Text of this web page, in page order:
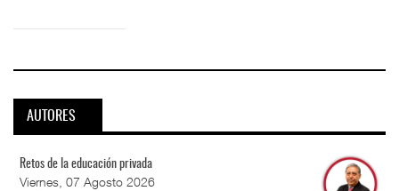
AUTORES
Retos de la educación privada
Viernes, 07 Agosto 2026